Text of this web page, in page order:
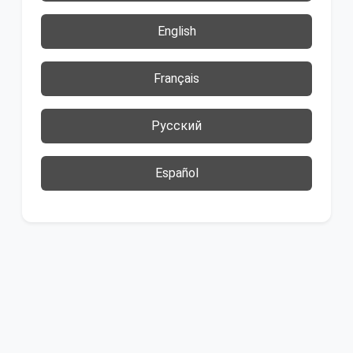
English
Français
Русский
Español